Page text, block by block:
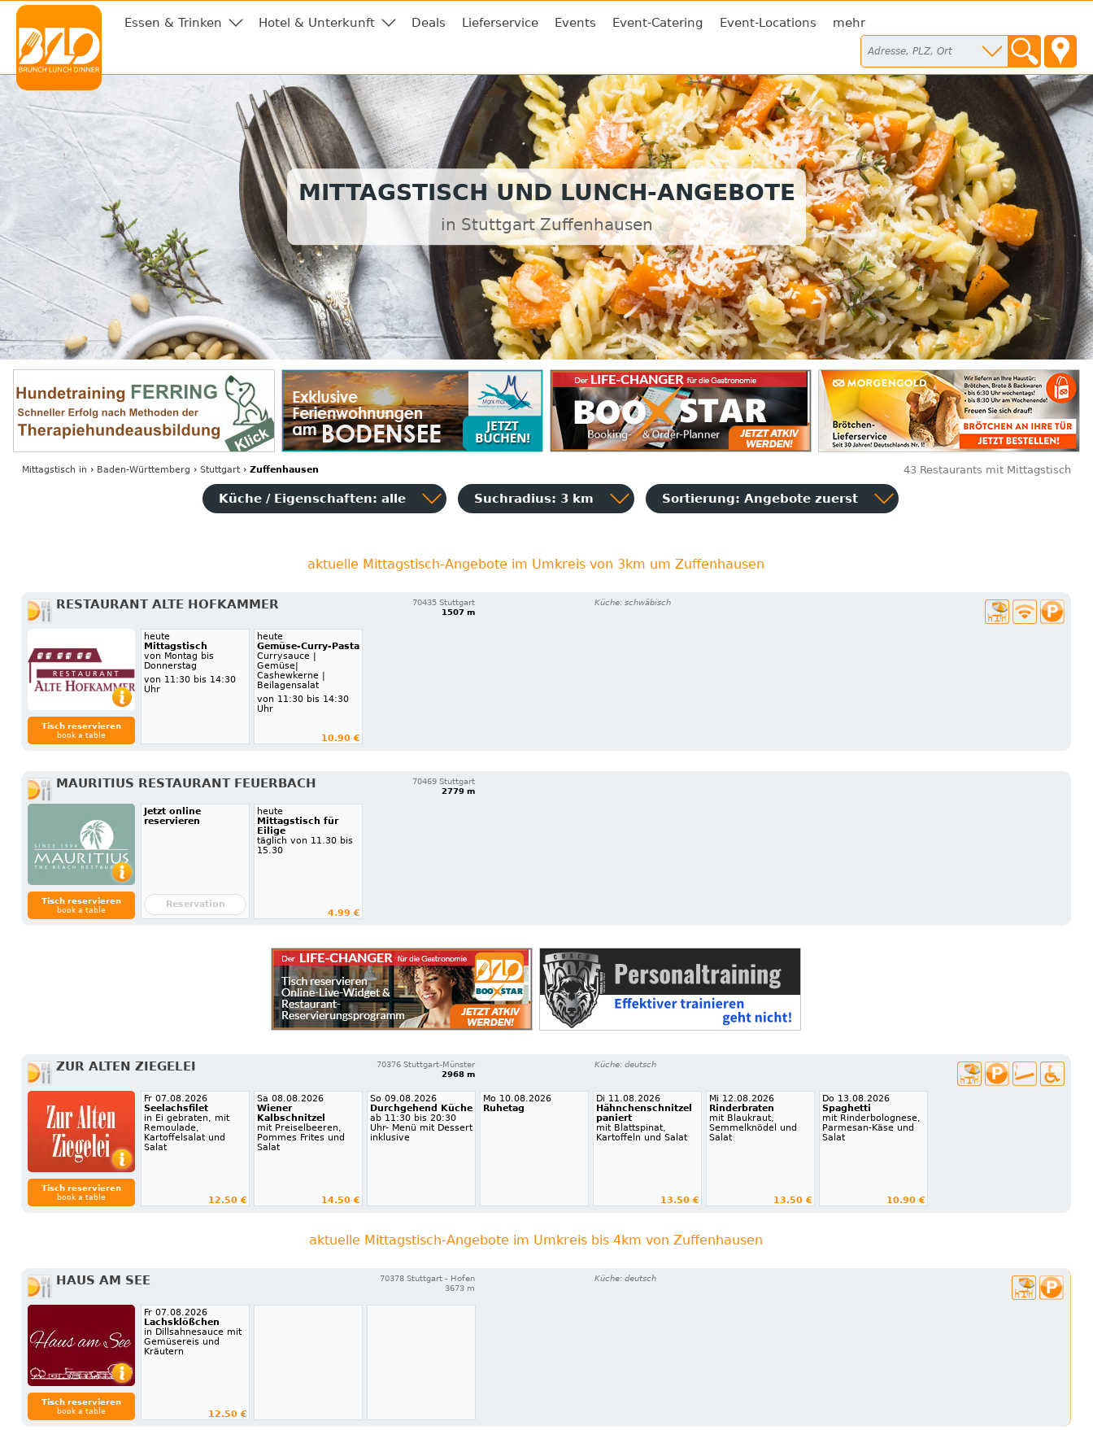
Essen & Trinken Hotel & Unterkunft Deals Lieferservice Events Event-Catering Event-Locations mehr
MITTAGSTISCH UND LUNCH-ANGEBOTE
in Stuttgart Zuffenhausen
Mittagstisch in › Baden-Württemberg › Stuttgart› Zuffenhausen 43 Restaurants mit Mittagstisch
Küche / Eigenschaften: alle Suchradius: 3 km Sortierung: Angebote zuerst
aktuelle Mittagstisch-Angebote im Umkreis von 3km um Zuffenhausen
RESTAURANT ALTE HOFKAMMER
70435 Stuttgart
1507 m
Küche: schwäbisch
Tisch reservieren
book a table
heute
Mittagstisch
von Montag bis
Donnerstag
von 11:30 bis 14:30
Uhr
heute
Gemüse-Curry-Pasta
Currysauce |
Gemüse|
Cashewkerne |
Beilagensalat
von 11:30 bis 14:30
Uhr
10.90 €
MAURITIUS RESTAURANT FEUERBACH
70469 Stuttgart
2779 m
Tisch reservieren
book a table
Jetzt online
reservieren
Reservation
heute
Mittagstisch für
Eilige
täglich von 11.30 bis
15.30
4.99 €
ZUR ALTEN ZIEGELEI
70376 Stuttgart-Münster
2968 m
Küche: deutsch
Tisch reservieren
book a table
Fr 07.08.2026
Seelachsfilet
in Ei gebraten, mit
Remoulade,
Kartoffelsalat und
Salat
12.50 €
Sa 08.08.2026
Wiener
Kalbschnitzel
mit Preiselbeeren,
Pommes Frites und
Salat
14.50 €
So 09.08.2026
Durchgehend Küche
ab 11:30 bis 20:30
Uhr- Menü mit Dessert
inklusive
Mo 10.08.2026
Ruhetag
Di 11.08.2026
Hähnchenschnitzel
paniert
mit Blattspinat,
Kartoffeln und Salat
13.50 €
Mi 12.08.2026
Rinderbraten
mit Blaukraut,
Semmelknödel und
Salat
13.50 €
Do 13.08.2026
Spaghetti
mit Rinderbolognese,
Parmesan-Käse und
Salat
10.90 €
aktuelle Mittagstisch-Angebote im Umkreis bis 4km von Zuffenhausen
HAUS AM SEE
70378 Stuttgart - Hofen
3673 m
Küche: deutsch
Tisch reservieren
book a table
Fr 07.08.2026
Lachsklößchen
in Dillsahnesauce mit
Gemüsereis und
Kräutern
12.50 €